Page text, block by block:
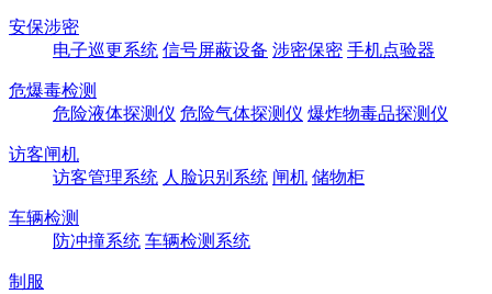
安保涉密
电子巡更系统 信号屏蔽设备 涉密保密 手机点验器
危爆毒检测
危险液体探测仪 危险气体探测仪 爆炸物毒品探测仪
访客闸机
访客管理系统 人脸识别系统 闸机 储物柜
车辆检测
防冲撞系统 车辆检测系统
制服